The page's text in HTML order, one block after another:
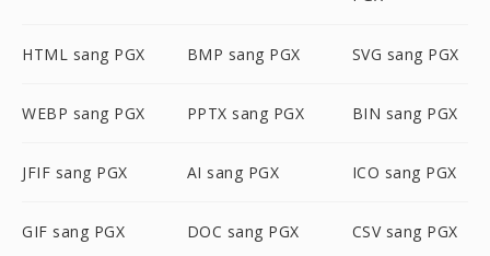
HTML sang PGX BMP sang PGX SVG sang PGX
WEBP sang PGX PPTX sang PGX BIN sang PGX
JFIF sang PGX AI sang PGX ICO sang PGX
GIF sang PGX DOC sang PGX CSV sang PGX